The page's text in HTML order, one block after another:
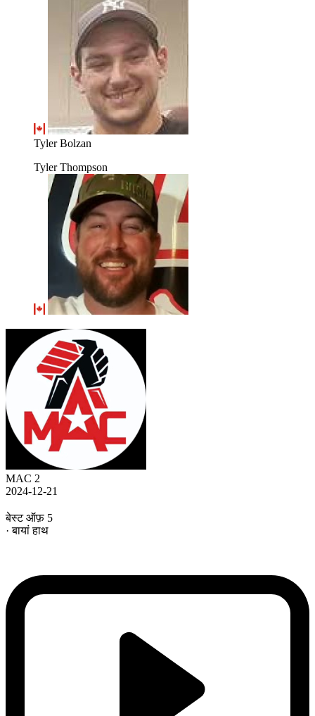
Tyler Bolzan
Tyler Thompson
MAC 2
2024-12-21
बेस्ट ऑफ़ 5
· बायां हाथ